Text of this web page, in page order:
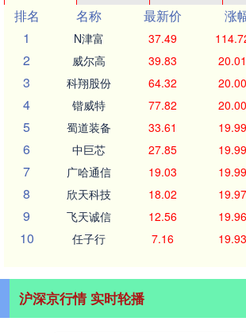
排名
名称 最新价 涨
1
N津富 37.49
2 威尔高 39.83
3 科翔股份 64.32
4 锴威特 77.82
5 蜀道装备 33.61
6 中巨芯 27.85
7 广哈通信 19.03
8 欣天科技 18.02
9 飞天诚信 12.56
10 任子行 7.16
沪深京行情 实时轮播